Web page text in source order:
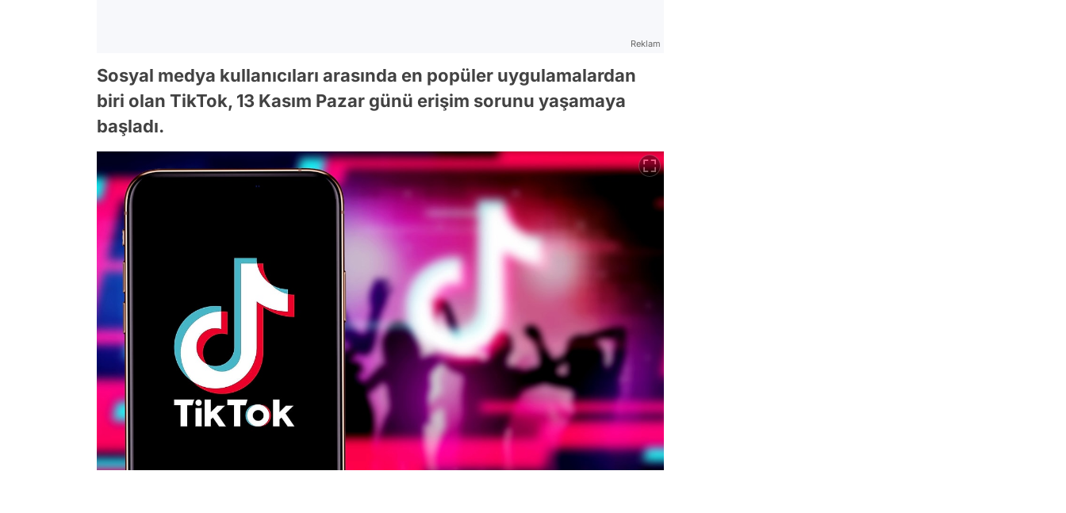
Reklam
Sosyal medya kullanıcıları arasında en popüler uygulamalardan
biri olan TikTok, 13 Kasım Pazar günü erişim sorunu yaşamaya
başladı.